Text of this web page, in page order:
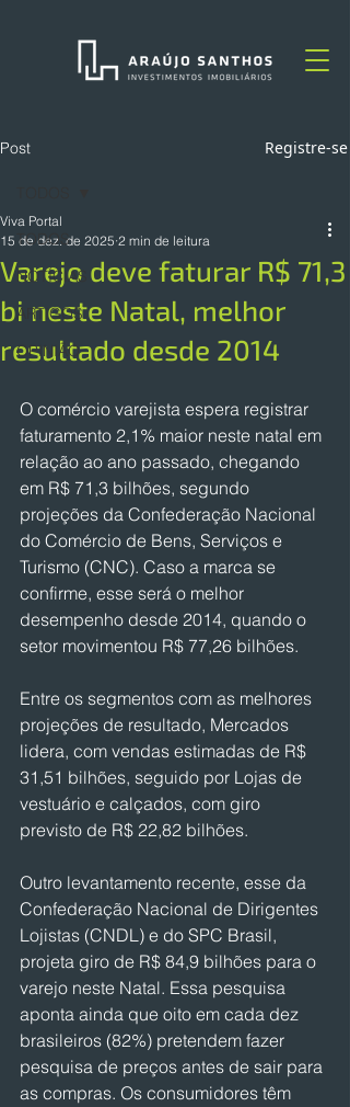
Post Registre-se
TODOS
NOTÍCIAS
ARTIGOS
OPINIÃO
Varejo deve faturar R$ 71,3
bi neste Natal, melhor
resultado desde 2014
Viva Portal
15 de dez. de 2025 2 min de leitura
O comércio varejista espera registrar
faturamento 2,1% maior neste natal em
relação ao ano passado, chegando
em R$ 71,3 bilhões, segundo
projeções da Confederação Nacional
do Comércio de Bens, Serviços e
Turismo (CNC). Caso a marca se
confirme, esse será o melhor
desempenho desde 2014, quando o
setor movimentou R$ 77,26 bilhões.
Entre os segmentos com as melhores
projeções de resultado, Mercados
lidera, com vendas estimadas de R$
31,51 bilhões, seguido por Lojas de
vestuário e calçados, com giro
previsto de R$ 22,82 bilhões.
Outro levantamento recente, esse da
Confederação Nacional de Dirigentes
Lojistas (CNDL) e do SPC Brasil,
projeta giro de R$ 84,9 bilhões para o
varejo neste Natal. Essa pesquisa
aponta ainda que oito em cada dez
brasileiros (82%) pretendem fazer
pesquisa de preços antes de sair para
as compras. Os consumidores têm